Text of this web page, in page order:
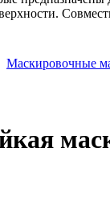
Маскировочные